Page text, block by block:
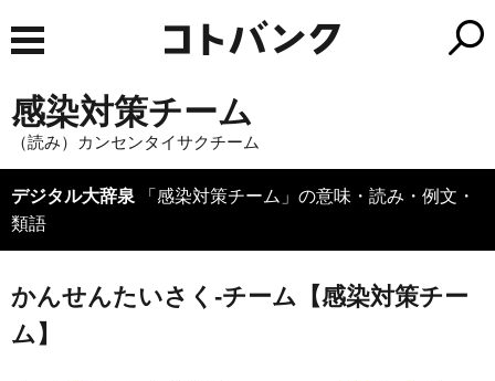
感染対策チーム
（読み）カンセンタイサクチーム
デジタル大辞泉 「感染対策チーム」の意味・読み・例文・
類語
かんせんたいさく‐チーム【感染対策チー
ム】